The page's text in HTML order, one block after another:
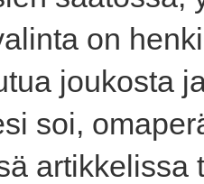
on
joukosta
soi,
artikkelissa